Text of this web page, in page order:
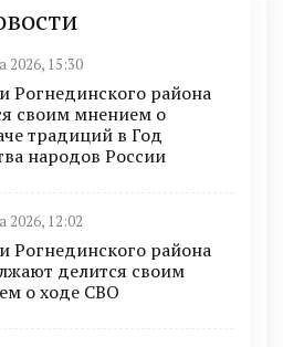
2026, 15:30
Рогнединского района
своим мнением о
традиций в Год
народов России
2026, 12:02
Рогнединского района
делится своим
о ходе СВО